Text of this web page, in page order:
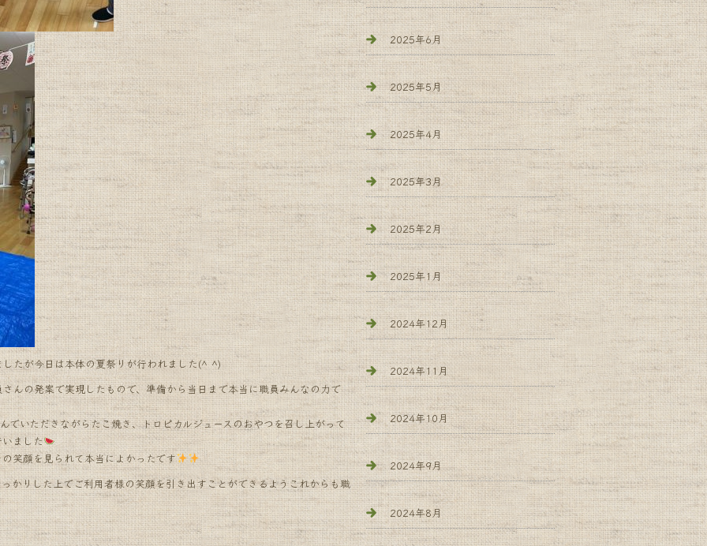
たが今日は本体の夏祭りが行われました(^ ^)
んの発案で実現したもので、準備から当日まで本当に職員みんなの力で
でいただきながらたこ焼き、トロピカルジュースのおやつを召し上がって
ました
笑顔を見られて本当によかったです
かりした上でご利用者様の笑顔を引き出すことができるようこれからも職
2025年6月
2025年5月
2025年4月
2025年3月
2025年2月
2025年1月
2024年12月
2024年11月
2024年10月
2024年9月
2024年8月